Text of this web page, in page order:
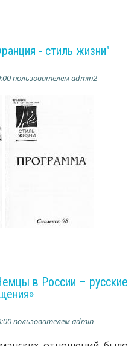
- стиль жизни"
пользователемadmin2
в России – русские
пользователемadmin